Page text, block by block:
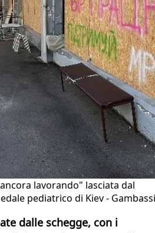
lavorando" lasciata dal
pediatrico di Kiev - Gambassi
dalle schegge, con i